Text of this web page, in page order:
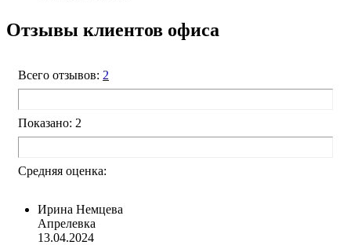
Отзывы клиентов офиса
Всего отзывов: 2
Показано: 2
Средняя оценка:
Ирина Немцевa
Апрелевка
13.04.2024